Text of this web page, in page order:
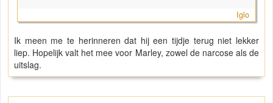
Iglo
Ik meen me te herinneren dat hij een tijdje terug niet lekker
liep. Hopelijk valt het mee voor Marley, zowel de narcose als de
uitslag.